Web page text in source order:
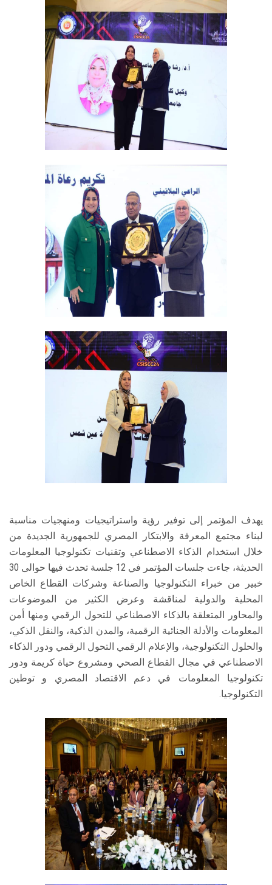
يهدف المؤتمر إلى توفير رؤية واستراتيجيات ومنهجيات مناسبة
لبناء مجتمع المعرفة والابتكار المصري للجمهورية الجديدة من
خلال استخدام الذكاء الاصطناعي وتقنيات تكنولوجيا المعلومات
الحديثة، جاءت جلسات المؤتمر في 12 جلسة تحدث فيها حوالى 30
خبير من خبراء التكنولوجيا والصناعة وشركات القطاع الخاص
المحلية والدولية لمناقشة وعرض الكثير من الموضوعات
والمحاور المتعلقة بالذكاء الاصطناعي للتحول الرقمي ومنها أمن
المعلومات والأدلة الجنائية الرقمية، والمدن الذكية، والنقل الذكي،
والحلول التكنولوجية، والإعلام الرقمي التحول الرقمي ودور الذكاء
الاصطناعي في مجال القطاع الصحي ومشروع حياة كريمة ودور
تكنولوجيا المعلومات في دعم الاقتصاد المصري و توطين
التكنولوجيا.